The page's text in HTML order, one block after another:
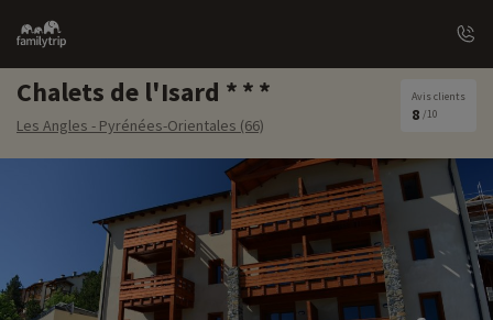
Family
trip
Chalets de l'Isard
Les Angles - Pyrénées-Orientales (66)
Avis clients
8 /10